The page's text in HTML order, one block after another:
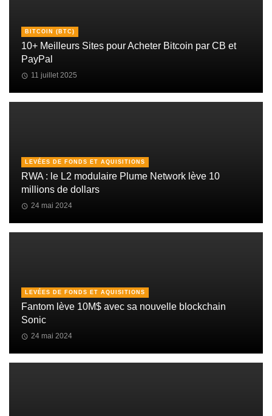
BITCOIN (BTC)
10+ Meilleurs Sites pour Acheter Bitcoin par CB et
PayPal
11 juillet 2025
LEVÉES DE FONDS ET AQUISITIONS
RWA : le L2 modulaire Plume Network lève 10
millions de dollars
24 mai 2024
LEVÉES DE FONDS ET AQUISITIONS
Fantom lève 10M$ avec sa nouvelle blockchain
Sonic
24 mai 2024